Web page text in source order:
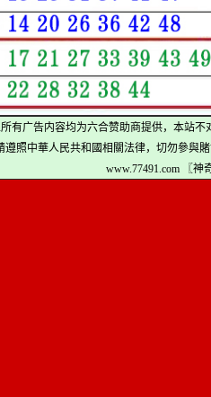
有广告内容均为六合赞助商提供，本站
遵照中華人民共和國相關法律，切勿參與
www.77491.com 〖神